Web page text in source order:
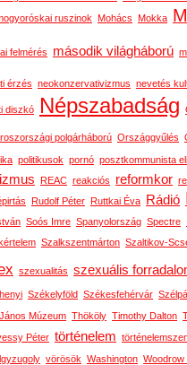
ruszinok Mohács Mokka
felmérés második világháború
érzés neokonzervativizmus nevetés
diszkó Népszabadság
polgárháború Országgyűlés
politikusok pornó posztkommunista
REAC reakciós reformkor
Rudolf Péter Ruttkai Éva Rádió
Soós Imre Spanyolország Spectre
Szalkszentmárton Szaltikov-
szexualitás szexuális
Székelyföld Székesfehérvár
Múzeum Thököly Timothy Dalton
Péter történelem
vörösök Washington Woodrow